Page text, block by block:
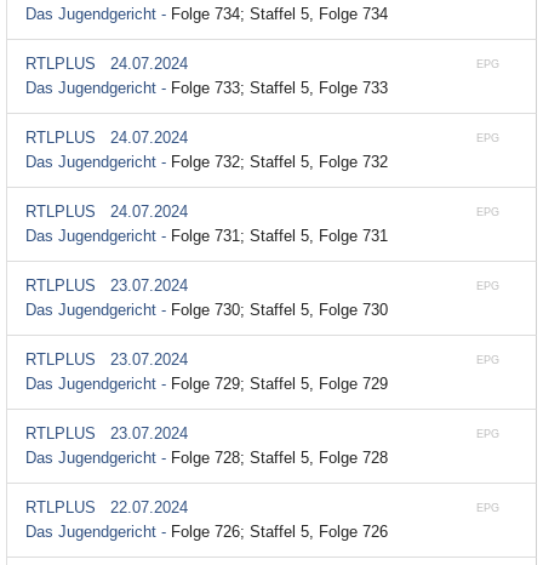
Das Jugendgericht - Folge 734; Staffel 5, Folge 734
EPG
RTLPLUS
24.07.2024
Das Jugendgericht - Folge 733; Staffel 5, Folge 733
EPG
RTLPLUS
24.07.2024
Das Jugendgericht - Folge 732; Staffel 5, Folge 732
EPG
RTLPLUS
24.07.2024
Das Jugendgericht - Folge 731; Staffel 5, Folge 731
EPG
RTLPLUS
23.07.2024
Das Jugendgericht - Folge 730; Staffel 5, Folge 730
EPG
RTLPLUS
23.07.2024
Das Jugendgericht - Folge 729; Staffel 5, Folge 729
EPG
RTLPLUS
23.07.2024
Das Jugendgericht - Folge 728; Staffel 5, Folge 728
EPG
RTLPLUS
22.07.2024
Das Jugendgericht - Folge 726; Staffel 5, Folge 726